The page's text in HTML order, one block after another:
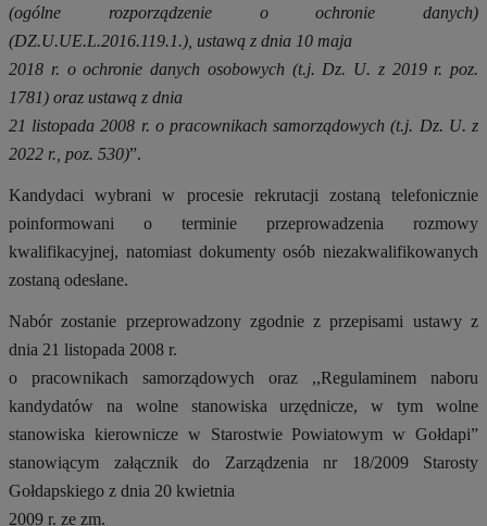
(ogólne rozporządzenie o ochronie danych)
(DZ.U.UE.L.2016.119.1.), ustawą z dnia 10 maja
2018 r. o ochronie danych osobowych (t.j. Dz. U. z 2019 r. poz.
1781) oraz ustawą z dnia
21 listopada 2008 r. o pracownikach samorządowych (t.j. Dz. U. z
2022 r., poz. 530)”.
Kandydaci wybrani w procesie rekrutacji zostaną telefonicznie
poinformowani o terminie przeprowadzenia rozmowy
kwalifikacyjnej, natomiast dokumenty osób niezakwalifikowanych
zostaną odesłane.
Nabór zostanie przeprowadzony zgodnie z przepisami ustawy z
dnia 21 listopada 2008 r.
o pracownikach samorządowych oraz ,,Regulaminem naboru
kandydatów na wolne stanowiska urzędnicze, w tym wolne
stanowiska kierownicze w Starostwie Powiatowym w Gołdapi”
stanowiącym załącznik do Zarządzenia nr 18/2009 Starosty
Gołdapskiego z dnia 20 kwietnia
2009 r. ze zm.